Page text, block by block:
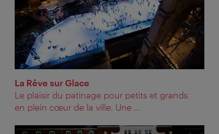
La Rêve sur Glace
Le plaisir du patinage pour petits et grands
en plein cœur de la ville. Une ...